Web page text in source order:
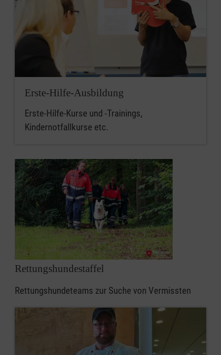
Erste-Hilfe-Ausbildung
Erste-Hilfe-Kurse und -Trainings,
Kindernotfallkurse etc.
Rettungshundestaffel
Rettungshundeteams zur Suche von Vermissten